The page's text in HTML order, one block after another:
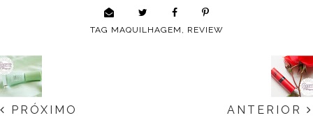
TAG MAQUILHAGEM , REVIEW
ANTERIOR
PRÓXIMO